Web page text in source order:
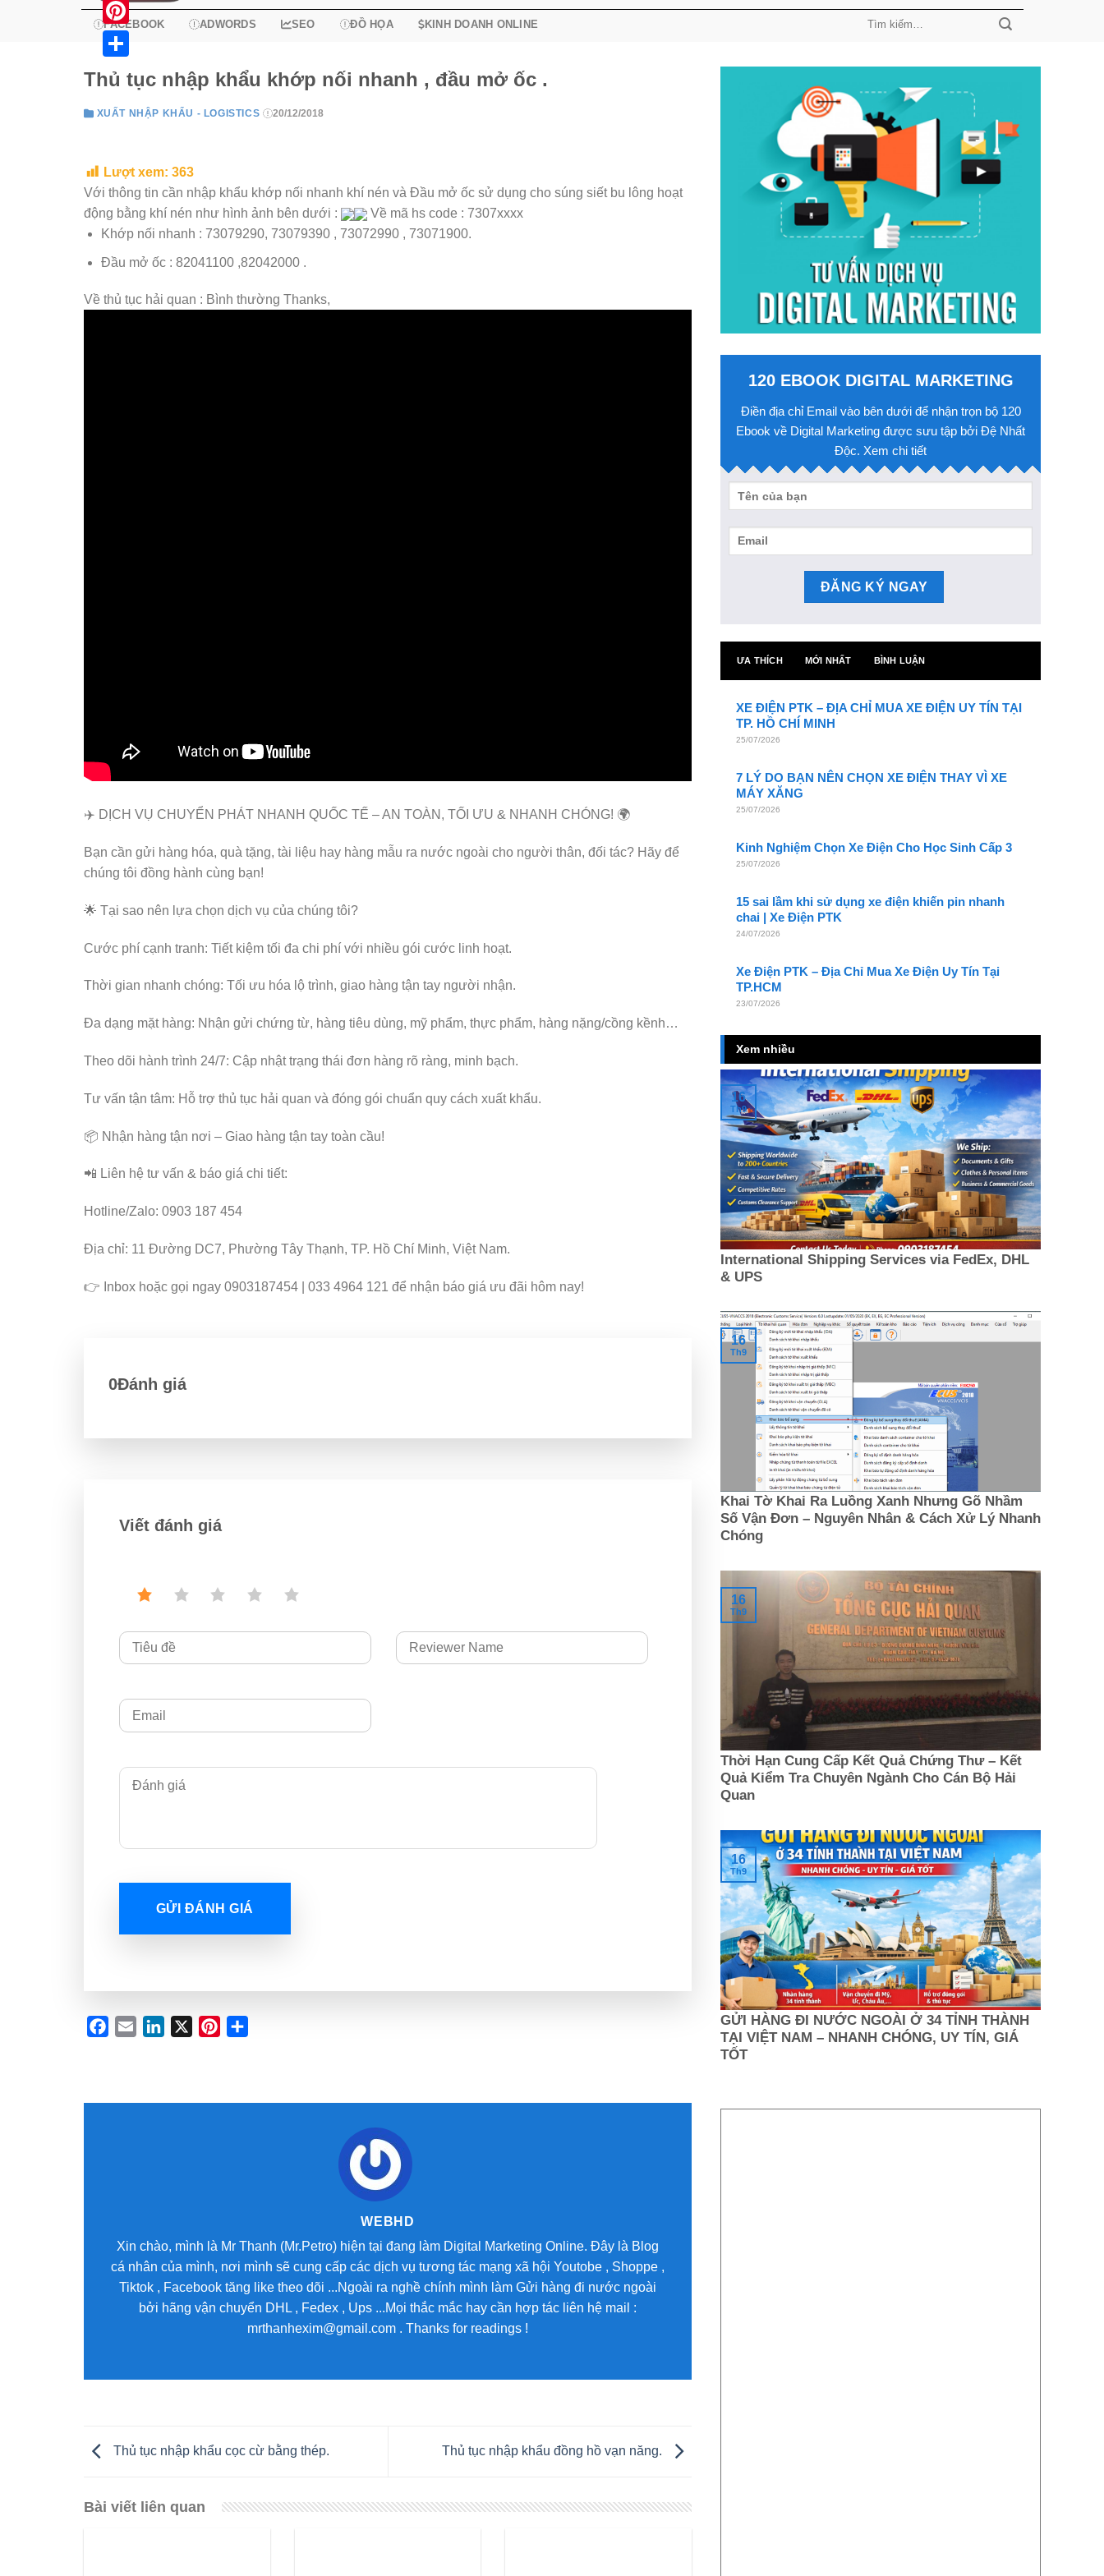
FACEBOOK ADWORDS SEO ĐỒ HỌA KINH DOANH ONLINE
Thủ tục nhập khẩu khớp nối nhanh , đầu mở ốc .
XUẤT NHẬP KHẨU - LOGISTICS 20/12/2018
Lượt xem: 363
Với thông tin cần nhập khẩu khớp nối nhanh khí nén và Đầu mở ốc sử dụng cho súng siết bu lông hoạt
động bằng khí nén như hình ảnh bên dưới :
Về mã hs code : 7307xxxx
Khớp nối nhanh : 73079290, 73079390 , 73072990 , 73071900.
Đầu mở ốc : 82041100 ,82042000 .
Về thủ tục hải quan : Bình thường Thanks,
✈️ DỊCH VỤ CHUYỂN PHÁT NHANH QUỐC TẾ – AN TOÀN, TỐI ƯU & NHANH CHÓNG! 🌍
Bạn cần gửi hàng hóa, quà tặng, tài liệu hay hàng mẫu ra nước ngoài cho người thân, đối tác? Hãy để
chúng tôi đồng hành cùng bạn!
🌟 Tại sao nên lựa chọn dịch vụ của chúng tôi?
Cước phí cạnh tranh: Tiết kiệm tối đa chi phí với nhiều gói cước linh hoạt.
Thời gian nhanh chóng: Tối ưu hóa lộ trình, giao hàng tận tay người nhận.
Đa dạng mặt hàng: Nhận gửi chứng từ, hàng tiêu dùng, mỹ phẩm, thực phẩm, hàng nặng/cồng kềnh…
Theo dõi hành trình 24/7: Cập nhật trạng thái đơn hàng rõ ràng, minh bạch.
Tư vấn tận tâm: Hỗ trợ thủ tục hải quan và đóng gói chuẩn quy cách xuất khẩu.
📦 Nhận hàng tận nơi – Giao hàng tận tay toàn cầu!
📲 Liên hệ tư vấn & báo giá chi tiết:
Hotline/Zalo: 0903 187 454
Địa chỉ: 11 Đường DC7, Phường Tây Thạnh, TP. Hồ Chí Minh, Việt Nam.
👉 Inbox hoặc gọi ngay 0903187454 | 033 4964 121 để nhận báo giá ưu đãi hôm nay!
0Đánh giá
Viết đánh giá
GỬI ĐÁNH GIÁ
Facebook
Email LinkedIn Pinterest
WEBHD
Xin chào, mình là Mr Thanh (Mr.Petro) hiện tại đang làm Digital Marketing Online. Đây là Blog
cá nhân của mình, nơi mình sẽ cung cấp các dịch vụ tương tác mạng xã hội Youtobe , Shoppe ,
Tiktok , Facebook tăng like theo dõi ...Ngoài ra nghề chính mình làm Gửi hàng đi nước ngoài
bởi hãng vận chuyển DHL , Fedex , Ups ...Mọi thắc mắc hay cần hợp tác liên hệ mail :
mrthanhexim@gmail.com . Thanks for readings !
Thủ tục nhập khẩu cọc cừ bằng thép. Thủ tục nhập khẩu đồng hồ vạn năng.
Bài viết liên quan
120 EBOOK DIGITAL MARKETING
Điền địa chỉ Email vào bên dưới để nhận trọn bộ 120
Ebook về Digital Marketing được sưu tập bởi Đệ Nhất
Độc. Xem chi tiết
ƯA THÍCH MỚI NHẤT BÌNH LUẬN
XE ĐIỆN PTK – ĐỊA CHỈ MUA XE ĐIỆN UY TÍN TẠI
TP. HỒ CHÍ MINH
25/07/2026
7 LÝ DO BẠN NÊN CHỌN XE ĐIỆN THAY VÌ XE
MÁY XĂNG
25/07/2026
Kinh Nghiệm Chọn Xe Điện Cho Học Sinh Cấp 3
25/07/2026
15 sai lầm khi sử dụng xe điện khiến pin nhanh
chai | Xe Điện PTK
24/07/2026
Xe Điện PTK – Địa Chỉ Mua Xe Điện Uy Tín Tại
TP.HCM
23/07/2026
Xem nhiều
International Shipping Services via FedEx, DHL
& UPS
16
Th9
Khai Tờ Khai Ra Luồng Xanh Nhưng Gõ Nhầm
Số Vận Đơn – Nguyên Nhân & Cách Xử Lý Nhanh
Chóng
16
Th9
Thời Hạn Cung Cấp Kết Quả Chứng Thư – Kết
Quả Kiểm Tra Chuyên Ngành Cho Cán Bộ Hải
Quan
16
Th9
GỬI HÀNG ĐI NƯỚC NGOÀI Ở 34 TỈNH THÀNH
TẠI VIỆT NAM – NHANH CHÓNG, UY TÍN, GIÁ
TỐT
16
Th9
X
Pinterest
Share